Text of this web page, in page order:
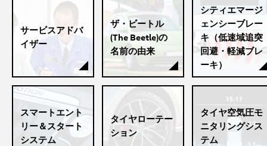
サービスアドバ
イザー
ザ・ビートル
(The Beetle)の
名前の由来
シティエマージ
ェンシーブレー
キ（低速域追突
回避・軽減ブレ
ーキ）
スマートエント
リー＆スタート
システム
タイヤローテー
ション
タイヤ空気圧モ
ニタリングシス
テム